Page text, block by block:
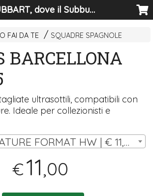
SUBBART, dove il Subbuteo diventa arte
FAI DA TE SQUADRE SPAGNOLE
BARCELLONA
ultrasottili, compatibili con
Ideale per collezionisti e
SET 14 MINIATURE FORMAT HW | € 11,00
€11,00